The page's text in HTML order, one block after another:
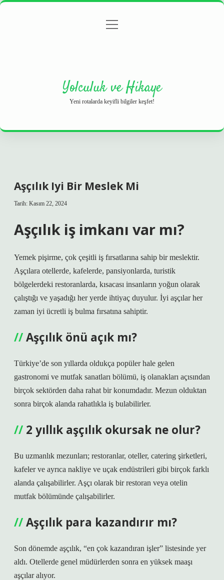
Gizlilik Politikası
menüyü
Yolculuk ve Hikaye
Yeni rotalarda keyifli bilgiler keşfet!
Aşçılık Iyi Bir Meslek Mi
Tarih: Kasım 22, 2024
Aşçılık iş imkanı var mı?
Yemek pişirme, çok çeşitli iş fırsatlarına sahip bir meslektir.
Aşçılara otellerde, kafelerde, pansiyonlarda, turistik
bölgelerdeki restoranlarda, kısacası insanların yoğun olarak
çalıştığı ve yaşadığı her yerde ihtiyaç duyulur. İyi aşçılar her
zaman iyi ücretli iş bulma fırsatına sahiptir.
Aşçılık önü açık mı?
Türkiye’de son yıllarda oldukça popüler hale gelen
gastronomi ve mutfak sanatları bölümü, iş olanakları açısından
birçok sektörden daha rahat bir konumdadır. Mezun olduktan
sonra birçok alanda rahatlıkla iş bulabilirler.
2 yıllık aşçılık okursak ne olur?
Bu uzmanlık mezunları; restoranlar, oteller, catering şirketleri,
kafeler ve ayrıca nakliye ve uçak endüstrileri gibi birçok farklı
alanda çalışabilirler. Aşçı olarak bir restoran veya otelin
mutfak bölümünde çalışabilirler.
Aşçılık para kazandırır mı?
Son dönemde aşçılık, “en çok kazandıran işler” listesinde yer
aldı. Otellerde genel müdürlerden sonra en yüksek maaşı
aşçılar alıyor.